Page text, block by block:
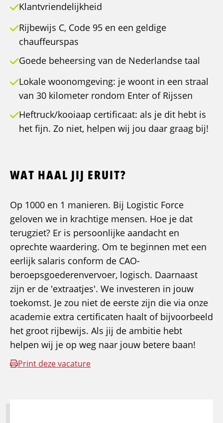
Klantvriendelijkheid
Rijbewijs C, Code 95 en een geldige
chauffeurspas
Goede beheersing van de Nederlandse taal
Lokale woonomgeving: je woont in een straal
van 30 kilometer rondom Enter of Rijssen
Heftruck/kooiaap certificaat: als je dit hebt is
het fijn. Zo niet, helpen wij jou daar graag bij!
WAT HAAL JIJ ERUIT?
Op 1000 en 1 manieren. Bij Logistic Force
geloven we in krachtige mensen. Hoe je dat
terugziet? Er is persoonlijke aandacht en
oprechte waardering. Om te beginnen met een
eerlijk salaris conform de CAO-
beroepsgoederenvervoer, logisch. Daarnaast
zijn er de 'extraatjes'. We investeren in jouw
toekomst. Je zou niet de eerste zijn die via onze
academie extra certificaten haalt of bijvoorbeeld
het groot rijbewijs. Als jij de ambitie hebt
helpen wij je op weg naar jouw betere baan!
Print deze vacature